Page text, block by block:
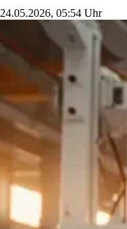
24.05.2026, 05:54 Uhr